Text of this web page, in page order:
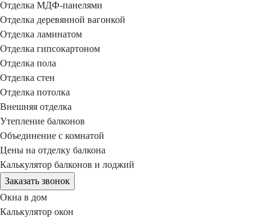
Отделка МДФ-панелями
Отделка деревянной вагонкой
Отделка ламинатом
Отделка гипсокартоном
Отделка пола
Отделка стен
Отделка потолка
Внешняя отделка
Утепление балконов
Объединение с комнатой
Цены на отделку балкона
Калькулятор балконов и лоджий
Заказать звонок
Окна в дом
Калькулятор окон